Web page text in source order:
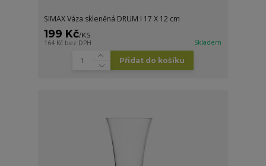
SIMAX Váza skleněná DRUM I 17 X 12 cm
199 Kč/KS
164 Kč bez DPH Skladem
Přidat do košíku